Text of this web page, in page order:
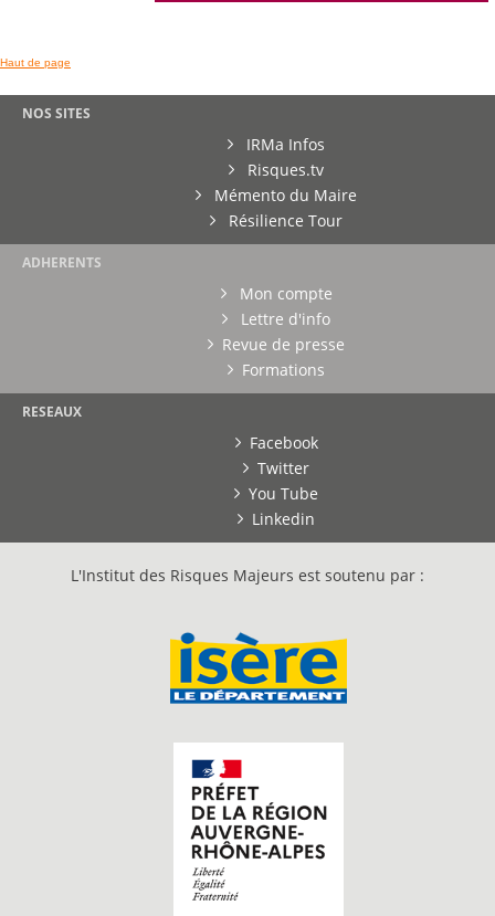
Haut de page
NOS SITES
IRMa Infos
Risques.tv
Mémento du Maire
Résilience Tour
ADHERENTS
Mon compte
Lettre d'info
Revue de presse
Formations
RESEAUX
Facebook
Twitter
You Tube
Linkedin
L'Institut des Risques Majeurs est soutenu par :